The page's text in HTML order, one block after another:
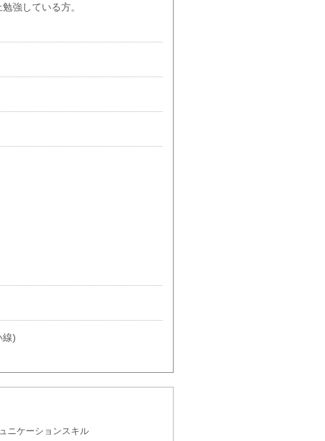
強している方。
線)
ニケーションスキル